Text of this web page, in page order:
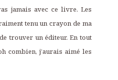
jamais avec ce livre. Les
tenu un crayon de ma
trouver un éditeur. En tout
combien, j’aurais aimé les